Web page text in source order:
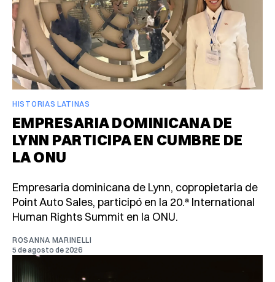
HISTORIAS LATINAS
EMPRESARIA DOMINICANA DE
LYNN PARTICIPA EN CUMBRE DE
LA ONU
Empresaria dominicana de Lynn, copropietaria de
Point Auto Sales, participó en la 20.ª International
Human Rights Summit en la ONU.
ROSANNA MARINELLI
5 de agosto de 2026